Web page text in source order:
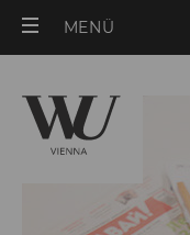
MENÜ